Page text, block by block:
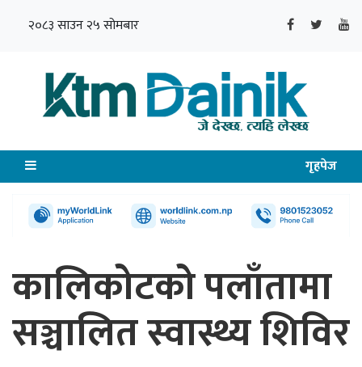
२०८३ साउन २५ सोमबार
गृहपेज
कालिकोटको पलाँतामा
सञ्चालित स्वास्थ्य शिविर